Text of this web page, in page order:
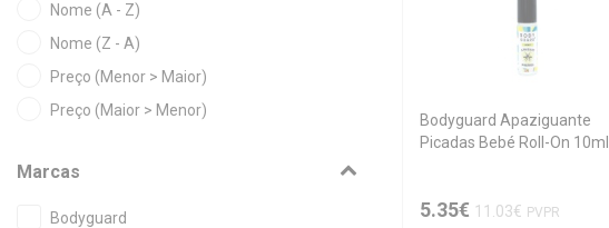
Nome (A - Z)
Nome (Z - A)
Preço (Menor > Maior)
Preço (Maior > Menor)
Marcas
Bodyguard
Bodyguard Apaziguante
Picadas Bebé Roll-On 10ml
5.35€ 11.03€ PVPR